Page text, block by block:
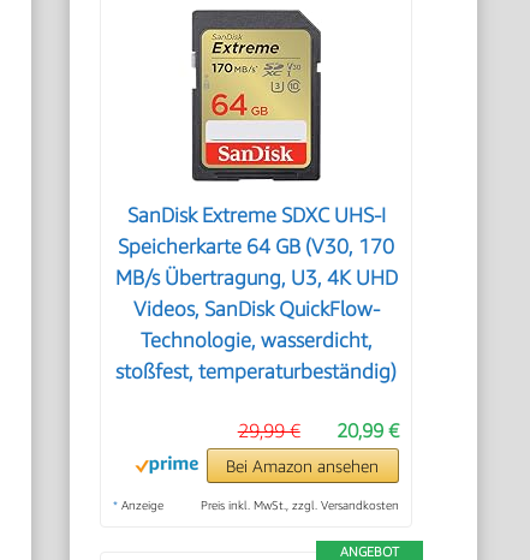
SanDisk Extreme SDXC UHS-I
Speicherkarte 64 GB (V30, 170
MB/s Übertragung, U3, 4K UHD
Videos, SanDisk QuickFlow-
Technologie, wasserdicht,
stoßfest, temperaturbeständig)
20,99 €
29,99 €
Bei Amazon ansehen
* Anzeige Preis inkl. MwSt., zzgl. Versandkosten
ANGEBOT